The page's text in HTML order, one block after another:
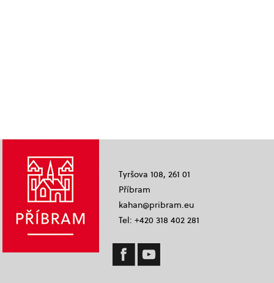
Tyršova 108, 261 01
Příbram
kahan@pribram.eu
Tel: +420 318 402 281